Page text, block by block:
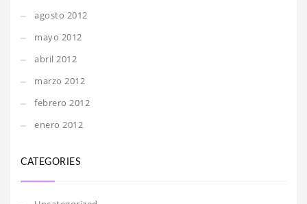
agosto 2012
mayo 2012
abril 2012
marzo 2012
febrero 2012
enero 2012
CATEGORIES